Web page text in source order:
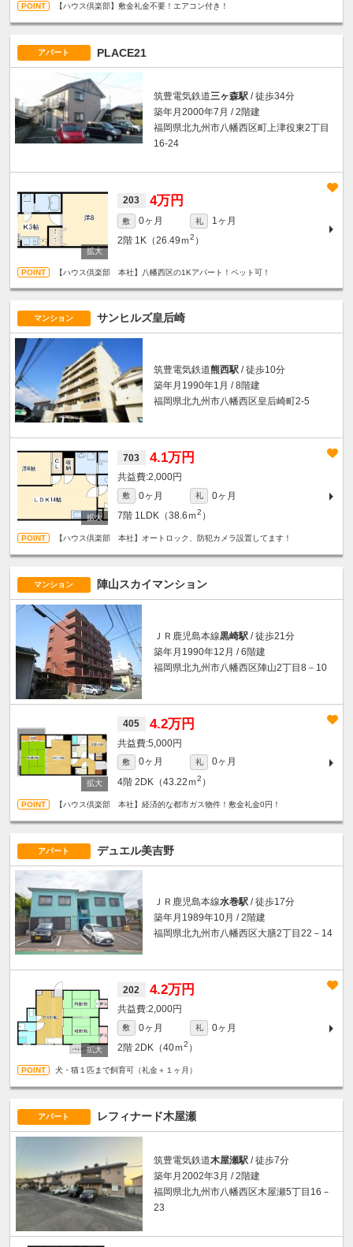
【ハウス倶楽部】敷金礼金不要！エアコン付き！
アパート PLACE21
筑豊電気鉄道三ヶ森駅 / 徒歩34分
築年月2000年7月 / 2階建
福岡県北九州市八幡西区町上津役東2丁目
16-24
203 4万円
敷 0ヶ月 礼
1ヶ月
2階 1K（26.49ｍ2 ）
【ハウス倶楽部 本社】八幡西区の1Kアパート！ペット可！
マンション サンヒルズ皇后崎
筑豊電気鉄道熊西駅 / 徒歩10分
築年月1990年1月 / 8階建
福岡県北九州市八幡西区皇后崎町2-5
703 4.1万円
2,000円
敷 0ヶ月 礼
0ヶ月
7階 1LDK（38.6ｍ2 ）
【ハウス倶楽部 本社】オートロック、防犯カメラ設置してます！
マンション 陣山スカイマンション
ＪＲ鹿児島本線黒崎駅 / 徒歩21分
築年月1990年12月 / 6階建
福岡県北九州市八幡西区陣山2丁目8－10
405 4.2万円
5,000円
敷 0ヶ月 礼
0ヶ月
4階 2DK（43.22ｍ2 ）
【ハウス倶楽部 本社】経済的な都市ガス物件！敷金礼金0円！
アパート デュエル美吉野
ＪＲ鹿児島本線水巻駅 / 徒歩17分
築年月1989年10月 / 2階建
福岡県北九州市八幡西区大膳2丁目22－14
202 4.2万円
2,000円
敷 0ヶ月 礼
0ヶ月
2階 2DK（40ｍ2 ）
犬・猫１匹まで飼育可（礼金＋１ヶ月）
アパート レフィナード木屋瀬
筑豊電気鉄道木屋瀬駅 / 徒歩7分
築年月2002年3月 / 2階建
福岡県北九州市八幡西区木屋瀬5丁目16－
23